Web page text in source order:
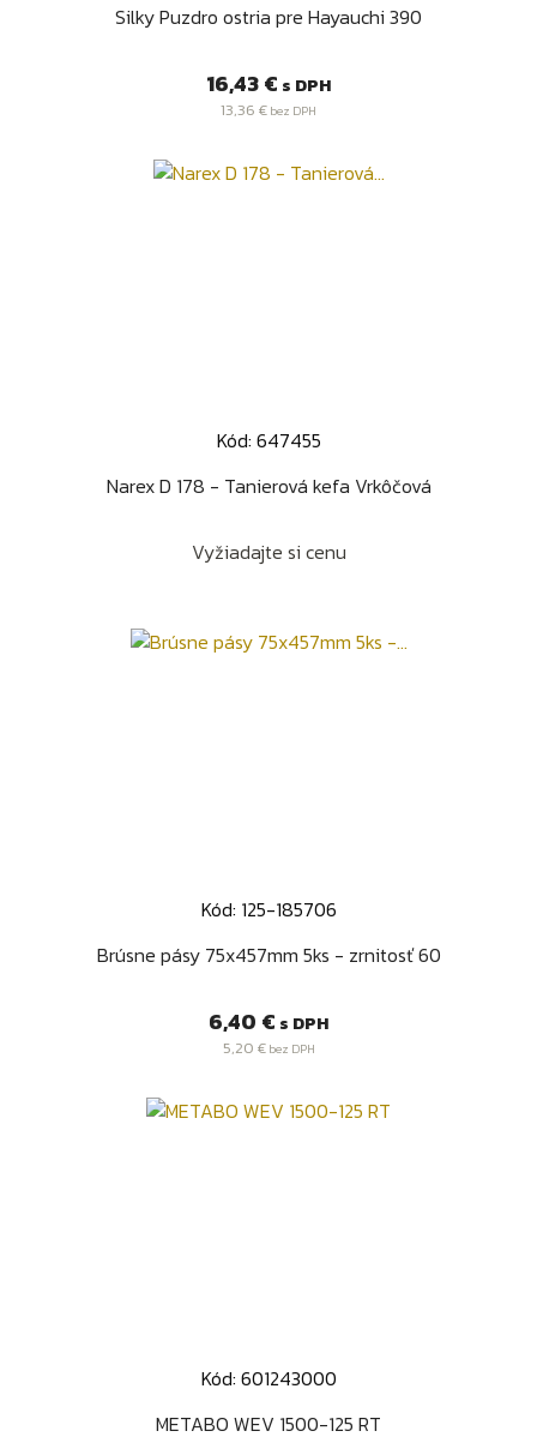
Silky Puzdro ostria pre Hayauchi 390
Cena
16,43 € s DPH
13,36 € bez DPH
Kód: 647455
Narex D 178 - Tanierová kefa Vrkôčová
Vyžiadajte si cenu
Kód: 125-185706
Brúsne pásy 75x457mm 5ks - zrnitosť 60
Cena
6,40 € s DPH
5,20 €bez DPH
Kód: 601243000
METABO WEV 1500-125 RT